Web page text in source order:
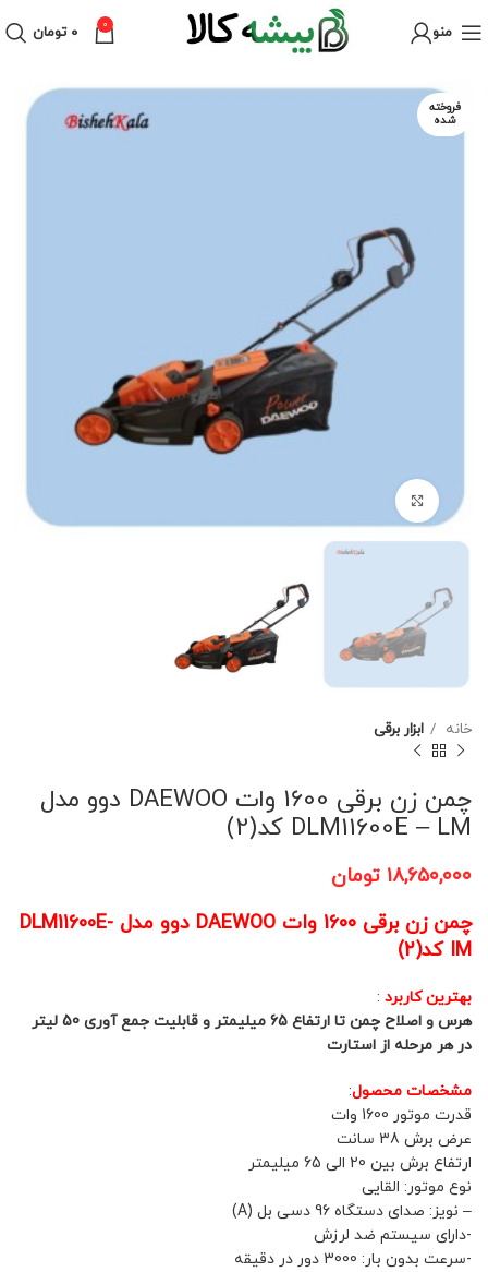
منو 0 ۰ تومان
فروخته
شده
خانه ابزار برقی
چمن زن برقی 1600 وات DAEWOO دوو مدل
DLM11600E – LM کد(2)
۱۸,۶۵۰,۰۰۰ تومان
چمن زن برقی 1600 وات DAEWOO دوو مدل DLM11600E-
IM کد(2)
بهترین کاربرد :
هرس و اصلاح چمن تا ارتفاع 65 میلیمتر و قابلیت جمع آوری 50 لیتر
در هر مرحله از استارت
مشخصات محصول:
قدرت موتور 1600 وات
عرض برش 38 سانت
ارتفاع برش بین 20 الی 65 میلیمتر
نوع موتور: القایی
– نویز: صدای دستگاه 96 دسی بل (A)
-دارای سیستم ضد لرزش
-سرعت بدون بار: 3000 دور در دقیقه